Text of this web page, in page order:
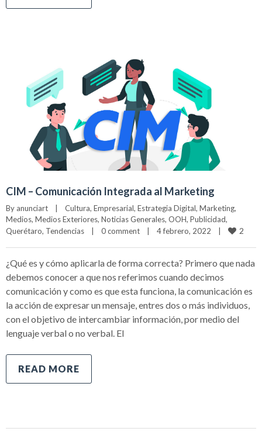
CIM – Comunicación Integrada al Marketing
By anunciart Cultura, Empresarial, Estrategia Digital, Marketing
Medios, Medios Exteriores, Noticias Generales, OOH, Publicidad
Querétaro, Tendencias 0 comment 4 febrero, 2022 2
¿Qué es y cómo aplicarla de forma correcta? Primero que nada
debemos conocer a que nos referimos cuando decimos
comunicación y como es que esta funciona, la comunicación es
la acción de expresar un mensaje, entres dos o más individuos,
con el objetivo de intercambiar información, por medio del
lenguaje verbal o no verbal. El
READ MORE